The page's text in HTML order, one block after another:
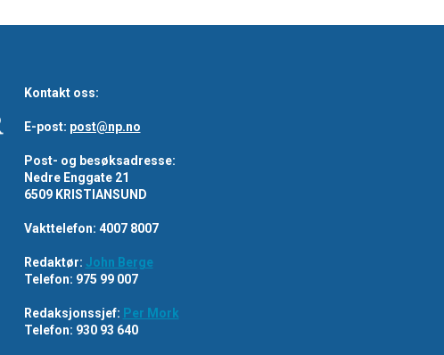
Kontakt oss:
E-post: post@np.no
Post- og besøksadresse:
Nedre Enggate 21
6509 KRISTIANSUND
Vakttelefon: 4007 8007
Redaktør: John Berge
Telefon: 975 99 007
Redaksjonssjef: Per Mork
Telefon: 930 93 640